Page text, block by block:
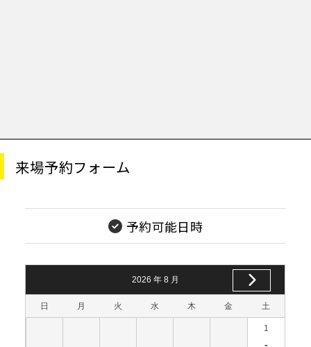
来場予約フォーム
予約可能日時